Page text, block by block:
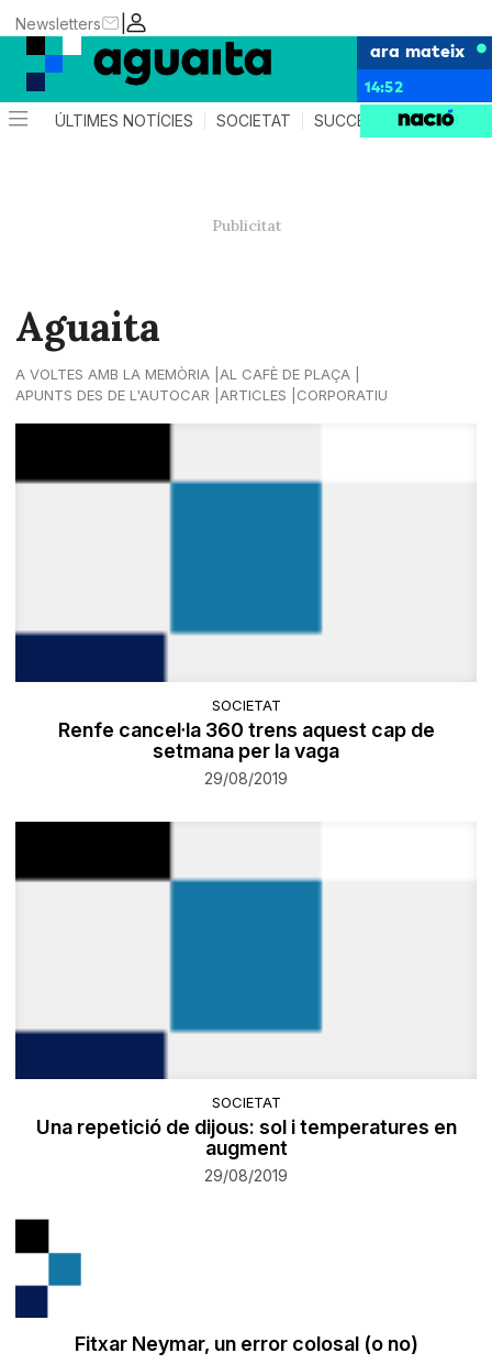
|
Newsletters
ara mateix
14:52
ÚLTIMES NOTÍCIES SOCIETAT SUCCESSOS AGENDA
Aguaita
A VOLTES AMB LA MEMÒRIA
AL CAFÈ DE PLAÇA
APUNTS DES DE L'AUTOCAR
ARTICLES CORPORATIU
SOCIETAT
​Renfe cancel·la 360 trens aquest cap de
setmana per la vaga
29/08/2019
SOCIETAT
Una repetició de dijous: sol i temperatures en
augment
29/08/2019
​Fitxar Neymar, un error colosal (o no)